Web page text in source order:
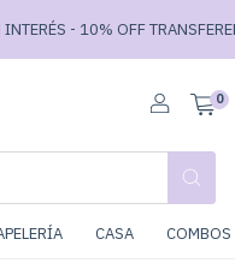
OFF TRANSFERENCIA //
0
CASA